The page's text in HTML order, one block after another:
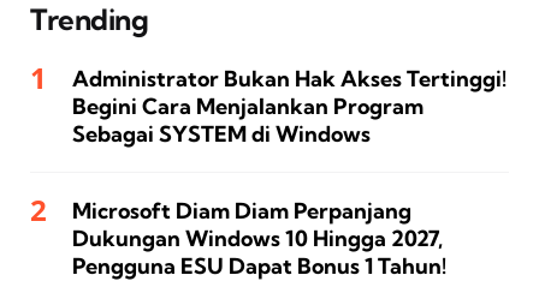
Trending
Administrator Bukan Hak Akses Tertinggi!
Begini Cara Menjalankan Program
Sebagai SYSTEM di Windows
Microsoft Diam Diam Perpanjang
Dukungan Windows 10 Hingga 2027,
Pengguna ESU Dapat Bonus 1 Tahun!